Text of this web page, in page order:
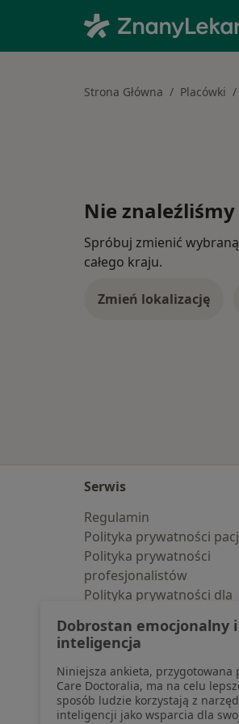
Strona Główna Placówki
Nie
Spróbuj zmienić
całego kraju.
Zmień lokalizację
Serwis
Regulamin
Polityka prywatności
Polityka prywatności
profesjonalistów
Polityka prywatności dla
pozyskaliśmy
Polityka cookies
Jak działają wyniki
Dostępność
O nas
Dobrostan emocjonalny
inteligencja
Niniejsza ankieta, przygotowana
Care Doctoralia, ma na celu
sposób ludzie korzystają z
inteligencji jako wsparcia dla